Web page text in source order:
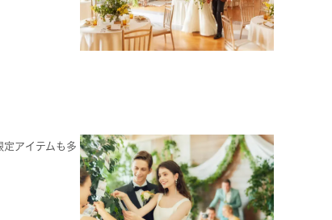
定アイテムも多